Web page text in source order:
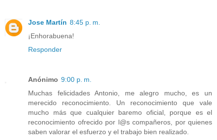
Jose Martín 8:45 p. m.
¡Enhorabuena!
Responder
Anónimo 9:00 p. m.
Muchas felicidades Antonio, me alegro mucho, es un
merecido reconocimiento. Un reconocimiento que vale
mucho más que cualquier baremo oficial, porque es el
reconocimiento ofrecido por l@s compañeros, por quienes
saben valorar el esfuerzo y el trabajo bien realizado.